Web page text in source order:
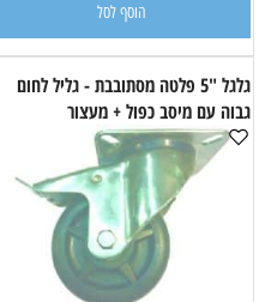
הוסף לסל
גלגל "5 פלטה מסתובבת - גליל לחום
גבוה עם מיסב כפול + מעצור